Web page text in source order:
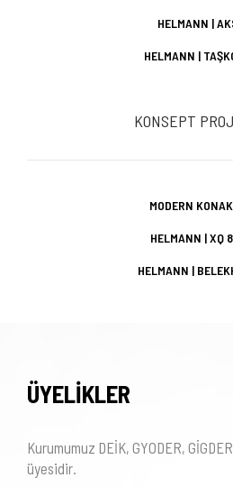
HELMANN |
HELMANN |
KONSEPT
MODERN
HELMANN | XQ
HELMANN |
ÜYELİKLER
Kurumumuz DEİK, GYODER,
üyesidir.